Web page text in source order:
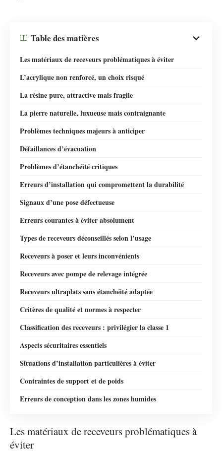
Table des matières
Les matériaux de receveurs problématiques à éviter
L’acrylique non renforcé, un choix risqué
La résine pure, attractive mais fragile
La pierre naturelle, luxueuse mais contraignante
Problèmes techniques majeurs à anticiper
Défaillances d’évacuation
Problèmes d’étanchéité critiques
Erreurs d’installation qui compromettent la durabilité
Signaux d’une pose défectueuse
Erreurs courantes à éviter absolument
Types de receveurs déconseillés selon l’usage
Receveurs à poser et leurs inconvénients
Receveurs avec pompe de relevage intégrée
Receveurs ultraplats sans étanchéité adaptée
Critères de qualité et normes à respecter
Classification des receveurs : privilégier la classe 1
Aspects sécuritaires essentiels
Situations d’installation particulières à éviter
Contraintes de support et de poids
Erreurs de conception dans les zones humides
Les matériaux de receveurs problématiques à
éviter